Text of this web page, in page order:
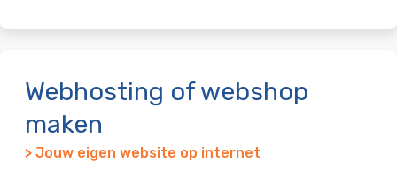
Webhosting of webshop
maken
> Jouw eigen website op internet